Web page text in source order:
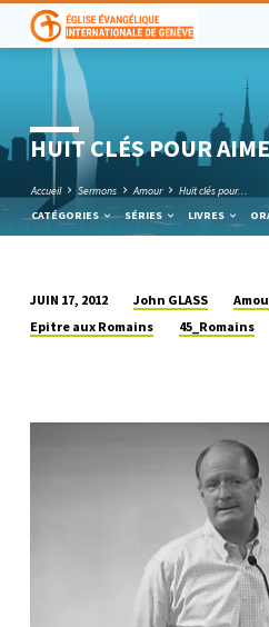
HUIT CLÉS POUR
Accueil Sermons Amour
Huit clés pour…
CATÉGORIES
SÉRIES LIVRES
HUIT
SES
JUIN 17, 2012 John GLASS
Epitre aux Romains
45_Romains